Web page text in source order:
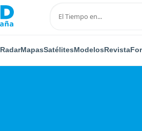
RadarMapasSatélitesModelosRevista